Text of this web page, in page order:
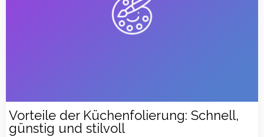
Vorteile der Küchenfolierung: Schnell,
günstig und stilvoll